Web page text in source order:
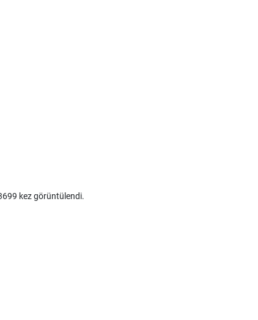
kez görüntülendi.